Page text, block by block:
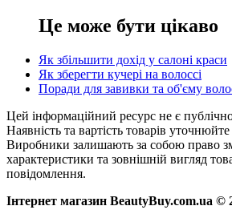
Це може бути цікаво
Як збільшити дохід у салоні краси
Як зберегти кучері на волоссі
Поради для завивки та об'єму
Цей інформаційний ресурс не є
Наявність та вартість товарів
Виробники залишають за собою право
характеристики та зовнішній вигляд
повідомлення.
Інтернет магазин BeautyBuy.com.ua ©